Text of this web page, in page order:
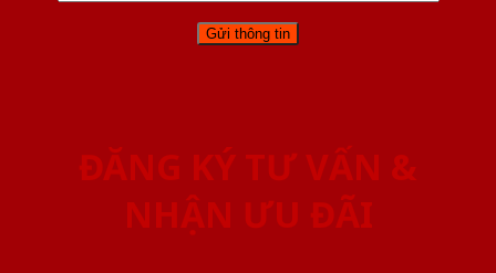
ĐĂNG KÝ TƯ VẤN &
NHẬN ƯU ĐÃI